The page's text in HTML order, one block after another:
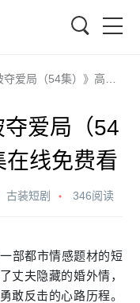
集）》高清短剧全集在线免费看
爱局（54
在线免费看
古装短剧 346阅读
部都市情感题材的短
丈夫隐藏的婚外情，
敢反击的心路历程。